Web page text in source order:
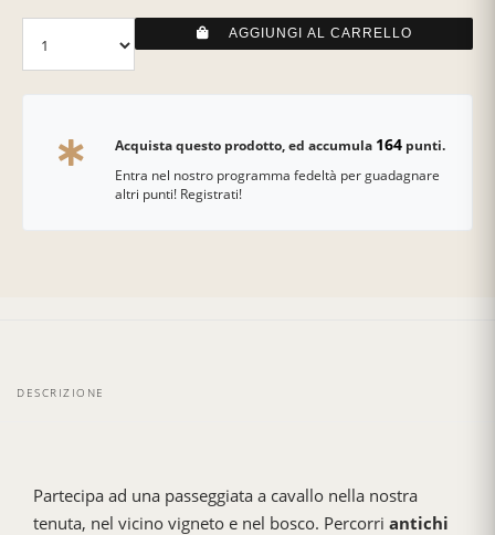
AGGIUNGI AL CARRELLO
Acquista questo prodotto, ed accumula 164punti.
Entra nel nostro programma fedeltà per guadagnare
altri punti! Registrati!
DESCRIZIONE
Partecipa ad una passeggiata a cavallo nella nostra
tenuta, nel vicino vigneto e nel bosco. Percorri antichi